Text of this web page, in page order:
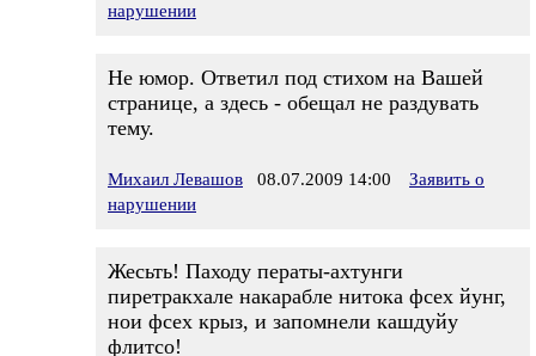
нарушении
Не юмор. Ответил под стихом на Вашей
странице, а здесь - обещал не раздувать
тему.
Михаил Левашов 08.07.2009 14:00
Заявить о
нарушении
Жесьть! Паходу ператы-ахтунги
пиретракхале накарабле нитока фсех йунг,
нои фсех крыз, и запомнели кашдуйу
флитсо!